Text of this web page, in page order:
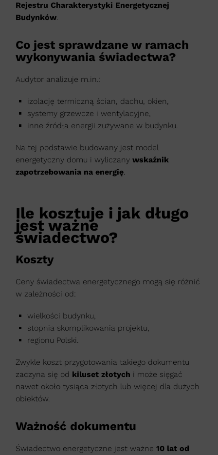
Rejestru Charakterystyki Energetycznej
Budynków
Co jest sprawdzane w ramach
wykonywania świadectwa?
Audytor analizuje m.in.:
izolację termiczną ścian, dachu, okien,
systemy grzewcze i wentylacyjne,
inne źródła energii zużywane w budynku.
Na tej podstawie budowany jest model
energetyczny domu i wyliczany wskaźnik
zapotrzebowania na energię
Ile kosztuje i jak długo
jest ważne
świadectwo?
Koszty
Ceny świadectwa energetycznego mogą się różnić
w zależności od:
wielkości budynku,
stopnia skomplikowania projektu,
regionu Polski.
Zwykle koszt przygotowania takiego dokumentu
zaczyna się od kiluset złotych i może sięgać
nawet około tysiąca złotych lub więcej dla dużych
obiektów.
Ważność dokumentu
Świadectwo energetyczne jest ważne 10 lat od